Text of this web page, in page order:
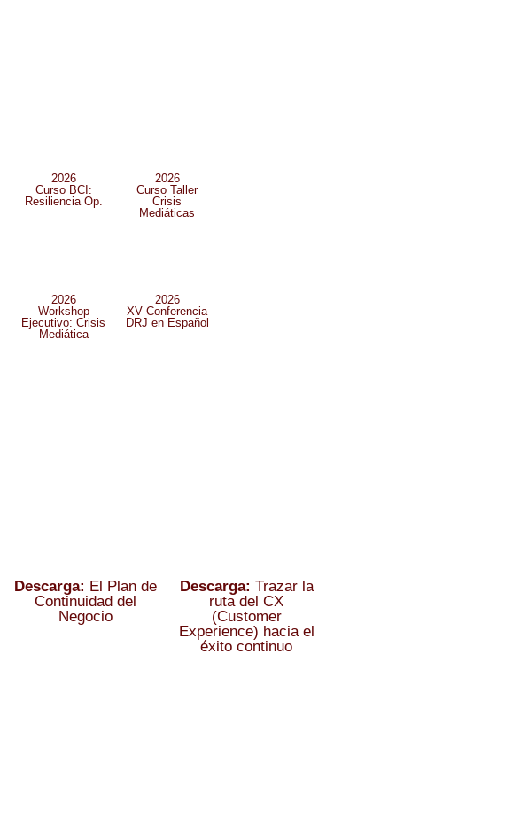
2026
Curso BCI:
Resiliencia Op.
2026
Curso Taller
Crisis
Mediáticas
2026
Workshop
Ejecutivo: Crisis
Mediática
2026
XV Conferencia
DRJ en Español
Descarga: El Plan de
Continuidad del
Negocio
Descarga: Trazar la
ruta del CX
(Customer
Experience) hacia el
éxito continuo